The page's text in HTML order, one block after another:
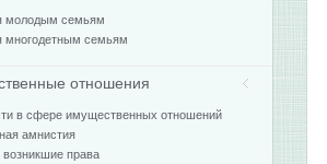
молодым семьям
многодетным семьям
отношения
в сфере имущественных отношений
амнистия
возникшие права